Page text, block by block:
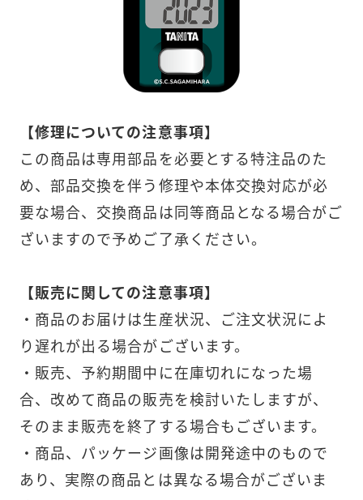
【修理についての注意事項】
この商品は専用部品を必要とする特注品のた
め、部品交換を伴う修理や本体交換対応が必
要な場合、交換商品は同等商品となる場合がご
ざいますので予めご了承ください。
【販売に関しての注意事項】
・商品のお届けは生産状況、ご注文状況によ
り遅れが出る場合がございます。
・販売、予約期間中に在庫切れになった場
合、改めて商品の販売を検討いたしますが、
そのまま販売を終了する場合もございます。
・商品、パッケージ画像は開発途中のもので
あり、実際の商品とは異なる場合がございま